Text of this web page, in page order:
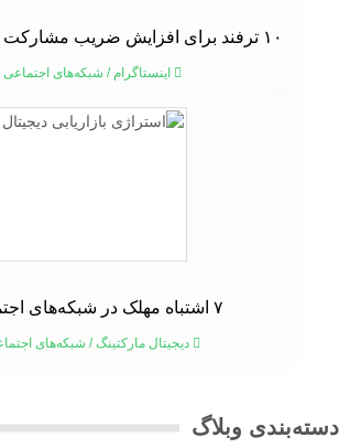
۱۰ ترفند برای افزایش ضریب مشارکت در اینستاگرام
اینستاگرام/شبکه‌های اجتماعی
دیجیتال مارکتینگ/شبکه‌های اجتماعی
وبلاگ